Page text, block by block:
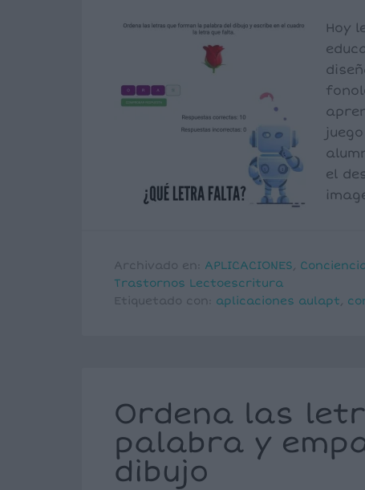
Hoy
el
Archivado en: APLICACIONES,
Trastornos Lectoescritura
Etiquetado con: aplicaciones aulapt,
Ordena las
palabra y
dibujo